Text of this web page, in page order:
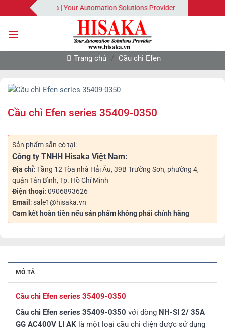
qua
nội
Hisaka | Your Automation Solutions Provider
Trang chủ / Cầu chì Efen
Cầu chì Efen series 35409-0350
Sản phẩm sẵn có tại:
Công ty TNHH Hisaka Việt Nam:
Địa chỉ: Tầng 12 Tòa nhà Hải Âu, 39B Trường Sơn, phường 4,
quận Tân Bình, Tp. Hồ Chí Minh
Điện thoại: 0906893626
Email : sale1@hisaka.vn
Cam kết hoàn tiền nếu sản phẩm không phải chính hãng
MÔ TẢ
Cầu chì Efen series 35409-0350
Cầu chì Efen series 35409-0350 với dòng NH-SI 2/ 35A
GG AC400V LI AK là một loại cầu chì điện được sử dụng